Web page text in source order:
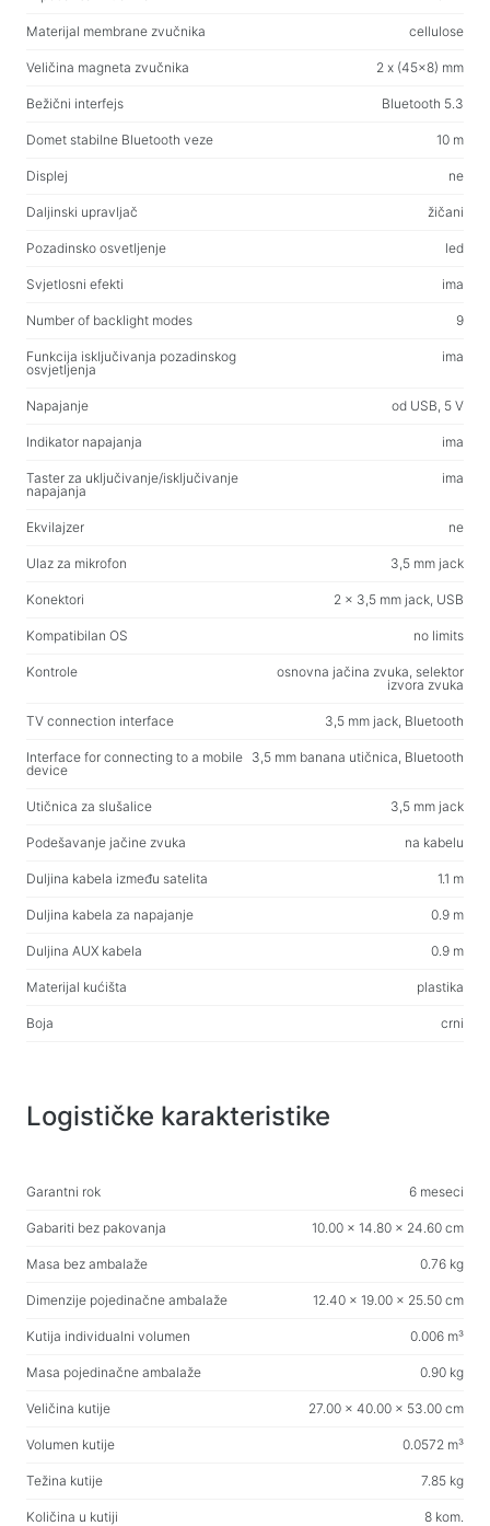
Vlažne maramice
Za aktivno bavljenje sportom
svjetiljke
Sportska oprema
Radni prostor i kućni namještaj
Barske stolice
Stolice za dom i ured
Stolovi za igru
Gaming stolice
Household products
Podne vješalice za odjeću
Materijal membrane zvučnika cellulose
Veličina magneta zvučnika 2 x (45x8) mm
Bežični interfejs Bluetooth 5.3
Domet stabilne Bluetooth veze 10 m
Displej ne
Daljinski upravljač žičani
Pozadinsko osvetljenje led
Svjetlosni efekti ima
Number of backlight modes 9
Funkcija isključivanja pozadinskog
osvjetljenja
ima
Napajanje od USB, 5 V
Indikator napajanja ima
Taster za uključivanje/isključivanje
napajanja
ima
Ekvilajzer ne
Ulaz za mikrofon 3,5 mm jack
Konektori 2 x 3,5 mm jack, USB
Kompatibilan OS no limits
Kontrole
osnovna jačina zvuka, selektor
izvora zvuka
TV connection interface 3,5 mm jack, Bluetooth
Interface for connecting to a mobile
device
3,5 mm banana utičnica, Bluetooth
Utičnica za slušalice 3,5 mm jack
Podešavanje jačine zvuka na kabelu
Duljina kabela između satelita 1.1 m
Duljina kabela za napajanje 0.9 m
Duljina AUX kabela 0.9 m
Materijal kućišta plastika
Boja crni
Logističke karakteristike
Garantni rok 6 meseci
Gabariti bez pakovanja 10.00 x 14.80 x 24.60 cm
Masa bez ambalaže 0.76 kg
Dimenzije pojedinačne ambalaže 12.40 x 19.00 x 25.50 cm
Kutija individualni volumen 0.006 m³
Masa pojedinačne ambalaže 0.90 kg
Veličina kutije 27.00 x 40.00 x 53.00 cm
Volumen kutije 0.0572 m³
Težina kutije 7.85 kg
Količina u kutiji 8 kom.